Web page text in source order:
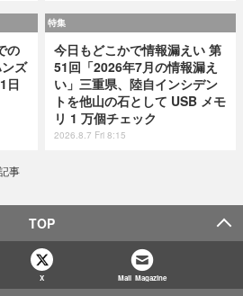
の
ズ
日
特集
今日もどこかで情報漏えい 第
51回「2026年7月の情報漏え
い」三重県、陸自インシデン
トを他山の石として USB メモ
リ 1 万個チェック
2026.8.7 Fri 8:15
事
TOP
X Mail Magazine